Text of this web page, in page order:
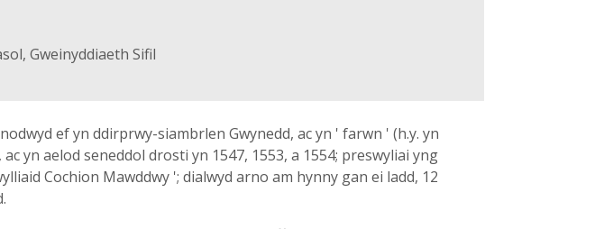
Gweinyddiaeth Sifil
ef yn ddirprwy-siambrlen Gwynedd, ac yn ' farwn ' (h.y. yn
yn aelod seneddol drosti yn 1547, 1553, a 1554; preswyliai yng
Cochion Mawddwy '; dialwyd arno am hynny gan ei ladd, 12